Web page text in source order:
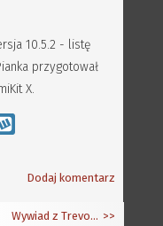
10.5.2 - listę
przygotował
X.
Dodaj komentarz
Wywiad z Trevorem Dickinsonem >>